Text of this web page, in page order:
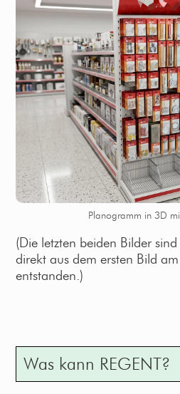
Planogramm in 3D
(Die letzten beiden Bilder
direkt aus dem ersten Bild
entstanden.)
Was kann REGENT?